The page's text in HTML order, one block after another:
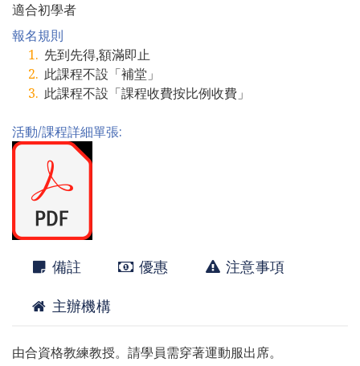
適合初學者
報名規則
先到先得,額滿即止
此課程不設「補堂」
此課程不設「課程收費按比例收費」
活動/課程詳細單張:
備註 優惠 注意事項
主辦機構
由合資格教練教授。請學員需穿著運動服出席。